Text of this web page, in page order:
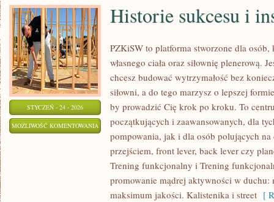
STYCZEŃ - 24 - 2026
MOŻLIWOŚĆ KOMENTOWANIA HISTORIE
SUKCESU
INSPIRACJE
Historie sukcesu i
PZKiSW to platforma stworzone dla
własnego ciała oraz siłownię plenerową.
chcesz budować wytrzymałość bez
siłowni, a do tego marzysz o lepszej
by prowadzić Cię krok po kroku. To
początkujących i zaawansowanych, dla
pompowania, jak i dla osób polujących
przejściem, front lever, back lever czy
Trening funkcjonalny i Trening
promowanie mądrej aktywności w
maksimum jakości. Kalistenika i street [